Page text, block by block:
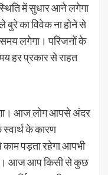
में सुधार आने लगेगा
का विवेक ना होने से
समय लगेगा। परिजनों के
हर प्रकार से राहत
आज लोग आपसे अंदर
स्वार्थ के कारण
पड़ता रहेगा आपभी
आज आप किसी से कुछ